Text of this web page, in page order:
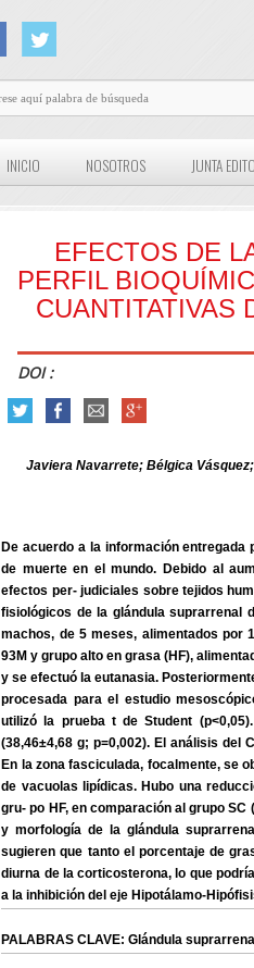
INICIO NOSOTROS JUNTA
EFECTOS DE
PERFIL
CUANTITATIVAS
DOI :
Javiera Navarrete; Bélgica
De acuerdo a la información
de muerte en el mundo. Debido al
efectos per- judiciales sobre tejidos
fisiológicos de la glándula suprarrenal
machos, de 5 meses, alimentados por
93M y grupo alto en grasa (HF),
y se efectuó la eutanasia.
procesada para el estudio
utilizó la prueba t de Student
(38,46±4,68 g; p=0,002). El análisis del
En la zona fasciculada, focalmente, se
de vacuolas lipídicas. Hubo una
gru- po HF, en comparación al grupo
y morfología de la glándula
sugieren que tanto el porcentaje de
diurna de la corticosterona, lo que
a la inhibición del eje Hipotálamo-
PALABRAS CLAVE: Glándula